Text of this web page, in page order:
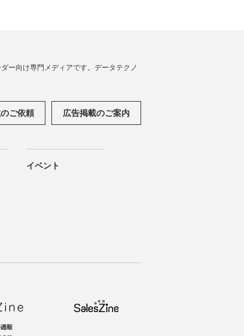
ー向け専門メディアです。データテクノ
ご依頼 広告掲載のご案内
イベント